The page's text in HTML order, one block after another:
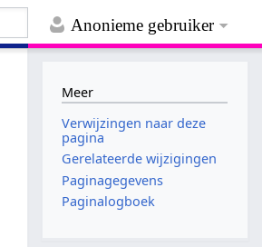
Anonieme gebruiker
Meer
Verwijzingen naar deze
pagina
Gerelateerde wijzigingen
Paginagegevens
Paginalogboek